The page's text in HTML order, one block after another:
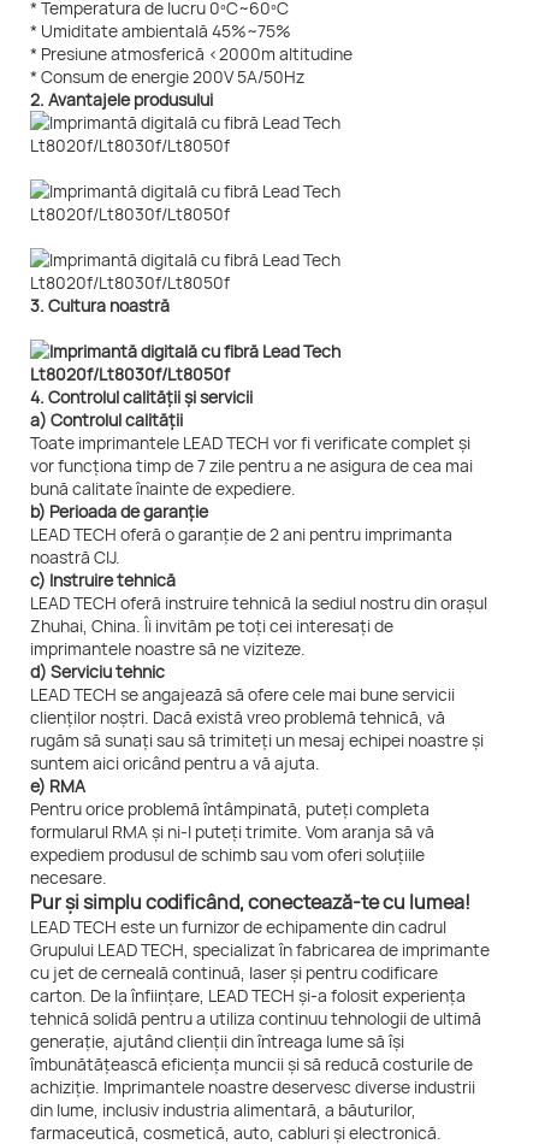
* Temperatura de lucru 0ºC~60ºC
* Umiditate ambientală 45%~75%
* Presiune atmosferică <2000m altitudine
* Consum de energie 200V 5A/50Hz
2. Avantajele produsului
3. Cultura noastră
4. Controlul calității și servicii
a) Controlul calității
Toate imprimantele LEAD TECH vor fi verificate complet și
vor funcționa timp de 7 zile pentru a ne asigura de cea mai
bună calitate înainte de expediere.
b) Perioada de garanție
LEAD TECH oferă o garanție de 2 ani pentru imprimanta
noastră CIJ.
c) Instruire tehnică
LEAD TECH oferă instruire tehnică la sediul nostru din orașul
Zhuhai, China. Îi invităm pe toți cei interesați de
imprimantele noastre să ne viziteze.
d) Serviciu tehnic
LEAD TECH se angajează să ofere cele mai bune servicii
clienților noștri. Dacă există vreo problemă tehnică, vă
rugăm să sunați sau să trimiteți un mesaj echipei noastre și
suntem aici oricând pentru a vă ajuta.
e) RMA
Pentru orice problemă întâmpinată, puteți completa
formularul RMA și ni-l puteți trimite. Vom aranja să vă
expediem produsul de schimb sau vom oferi soluțiile
necesare.
Pur și simplu codificând, conectează-te cu lumea!
LEAD TECH este un furnizor de echipamente din cadrul
Grupului LEAD TECH, specializat în fabricarea de imprimante
cu jet de cerneală continuă, laser și pentru codificare
carton. De la înființare, LEAD TECH și-a folosit experiența
tehnică solidă pentru a utiliza continuu tehnologii de ultimă
generație, ajutând clienții din întreaga lume să își
îmbunătățească eficiența muncii și să reducă costurile de
achiziție. Imprimantele noastre deservesc diverse industrii
din lume, inclusiv industria alimentară, a băuturilor,
farmaceutică, cosmetică, auto, cabluri și electronică.